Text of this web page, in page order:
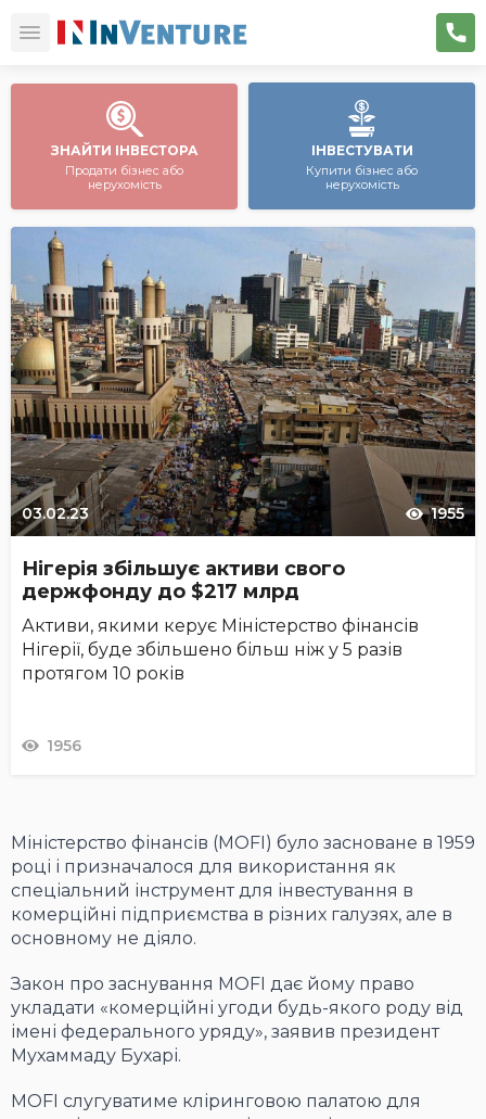
ЗНАЙТИ ІНВЕСТОРА
Продати бізнес або
нерухомість
ІНВЕСТУВАТИ
Купити бізнес або
нерухомість
03.02.23 1955
Нігерія збільшує активи свого
держфонду до $217 млрд
Активи, якими керує Міністерство фінансів
Нігерії, буде збільшено більш ніж у 5 разів
протягом 10 років
1956
Міністерство фінансів (MOFI) було засноване в 1959
році і призначалося для використання як
спеціальний інструмент для інвестування в
комерційні підприємства в різних галузях, але в
основному не діяло.
Закон про заснування MOFI дає йому право
укладати «комерційні угоди будь-якого роду від
імені федерального уряду», заявив президент
Мухаммаду Бухарі.
MOFI слугуватиме кліринговою палатою для